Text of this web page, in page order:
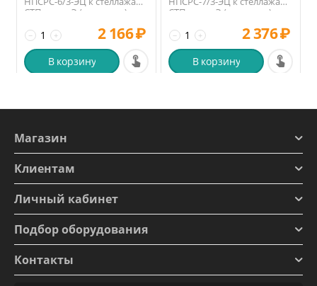
СТП серии Э (на уголке)
+
− 2 166₽
В корзину
СТП серии Э (на уголке)
+
− 2 376₽
В корзину
Магазин
Клиентам
Личный кабинет
Подбор оборудования
Контакты